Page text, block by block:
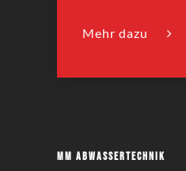
Mehr dazu
MM Abwassertechnik